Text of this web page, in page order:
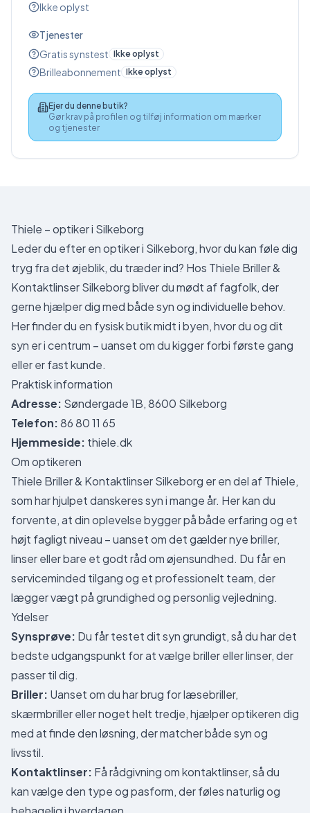
Ikke oplyst
Tjenester
Gratis synstest Ikke oplyst
Brilleabonnement Ikke oplyst
Ejer du denne butik?
Gør krav på profilen og tilføj information om mærker
og tjenester
Thiele – optiker i Silkeborg
Leder du efter en optiker i Silkeborg, hvor du kan føle dig
tryg fra det øjeblik, du træder ind? Hos Thiele Briller &
Kontaktlinser Silkeborg bliver du mødt af fagfolk, der
gerne hjælper dig med både syn og individuelle behov.
Her finder du en fysisk butik midt i byen, hvor du og dit
syn er i centrum – uanset om du kigger forbi første gang
eller er fast kunde.
Praktisk information
Adresse: Søndergade 1B, 8600 Silkeborg
Telefon:86 80 11 65
Hjemmeside: thiele.dk
Om optikeren
Thiele Briller & Kontaktlinser Silkeborg er en del af Thiele,
som har hjulpet danskeres syn i mange år. Her kan du
forvente, at din oplevelse bygger på både erfaring og et
højt fagligt niveau – uanset om det gælder nye briller,
linser eller bare et godt råd om øjensundhed. Du får en
serviceminded tilgang og et professionelt team, der
lægger vægt på grundighed og personlig vejledning.
Ydelser
Synsprøve: Du får testet dit syn grundigt, så du har det
bedste udgangspunkt for at vælge briller eller linser, der
passer til dig.
Briller: Uanset om du har brug for læsebriller,
skærmbriller eller noget helt tredje, hjælper optikeren dig
med at finde den løsning, der matcher både syn og
livsstil.
Kontaktlinser: Få rådgivning om kontaktlinser, så du
kan vælge den type og pasform, der føles naturlig og